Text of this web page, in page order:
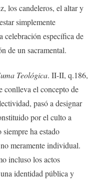
los candeleros, el altar y
simplemente
celebración específica de
de un sacramental.
Teológica. II-II, q.186,
conlleva el concepto de
pasó a designar
por el culto a
ha estado
meramente individual.
incluso los actos
identidad pública y